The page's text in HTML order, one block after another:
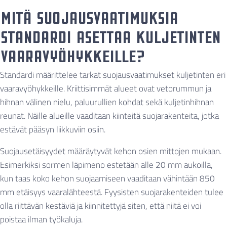
Mitä suojausvaatimuksia
standardi asettaa kuljetinten
vaaravyöhykkeille?
Standardi määrittelee tarkat suojausvaatimukset kuljetinten eri
vaaravyöhykkeille. Kriittisimmät alueet ovat vetorummun ja
hihnan välinen nielu, paluurullien kohdat sekä kuljetinhihnan
reunat. Näille alueille vaaditaan kiinteitä suojarakenteita, jotka
estävät pääsyn liikkuviin osiin.
Suojausetäisyydet määräytyvät kehon osien mittojen mukaan.
Esimerkiksi sormen läpimeno estetään alle 20 mm aukoilla,
kun taas koko kehon suojaamiseen vaaditaan vähintään 850
mm etäisyys vaaralähteestä. Fyysisten suojarakenteiden tulee
olla riittävän kestäviä ja kiinnitettyjä siten, että niitä ei voi
poistaa ilman työkaluja.